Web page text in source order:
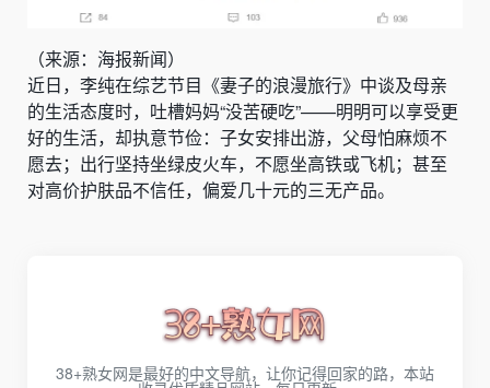
（来源：海报新闻）
近日，李纯在综艺节目《妻子的浪漫旅行》中谈及母亲
的生活态度时，吐槽妈妈“没苦硬吃”——明明可以享受更
好的生活，却执意节俭：子女安排出游，父母怕麻烦不
愿去；出行坚持坐绿皮火车，不愿坐高铁或飞机；甚至
对高价护肤品不信任，偏爱几十元的三无产品。
38+熟女网是最好的中文导航，让你记得回家的路，本站